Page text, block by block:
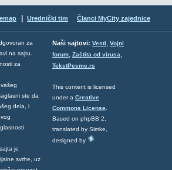
Urednički tim Članci MyCity zajednice
za
na sajtu.
za
ste da
dela, i
je
svrhe, uz
Naši sajtovi: Vesti, Vojni
forum, Zaštita od virusa,
TekstPesme.rs
This content is licensed
under a Creative
Commons License
Based on phpBB 2,
translated by Simke,
designed by